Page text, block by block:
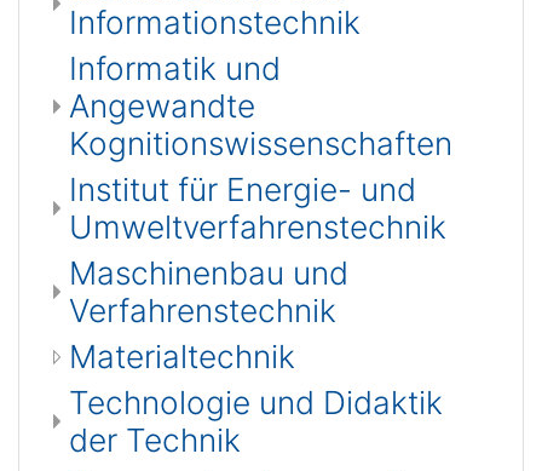
Informationstechnik
Informatik und
Angewandte
Kognitionswissenschaften
Institut für Energie- und
Umweltverfahrenstechnik
Maschinenbau und
Verfahrenstechnik
Materialtechnik
Technologie und Didaktik
der Technik